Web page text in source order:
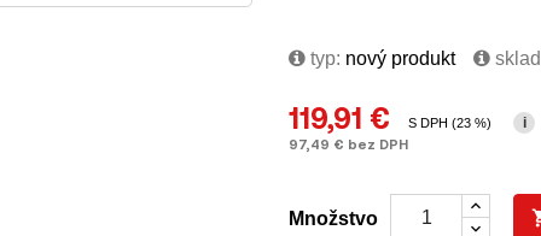
typ: nový produkt
119,91 €
97,49 € bez DPH
S DPH (23 %) i
Množstvo